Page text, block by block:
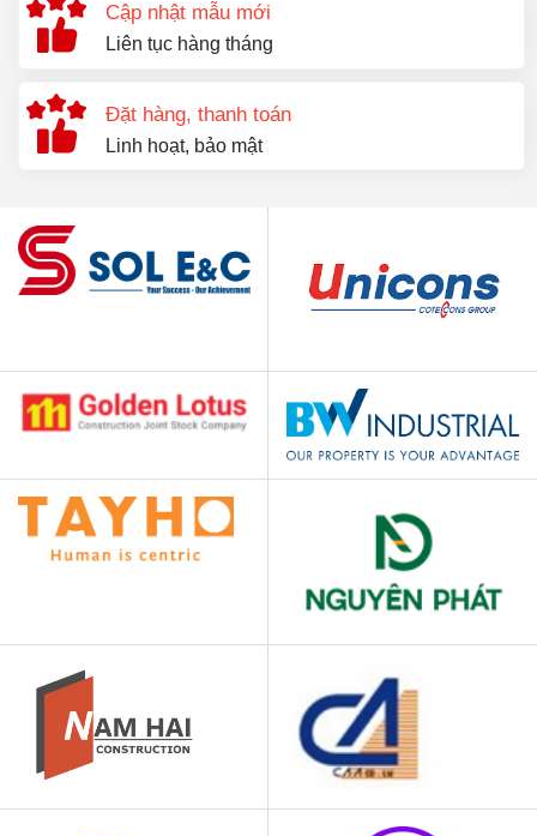
Cập nhật mẫu mới
Liên tục hàng tháng
Đặt hàng, thanh toán
Linh hoạt, bảo mật